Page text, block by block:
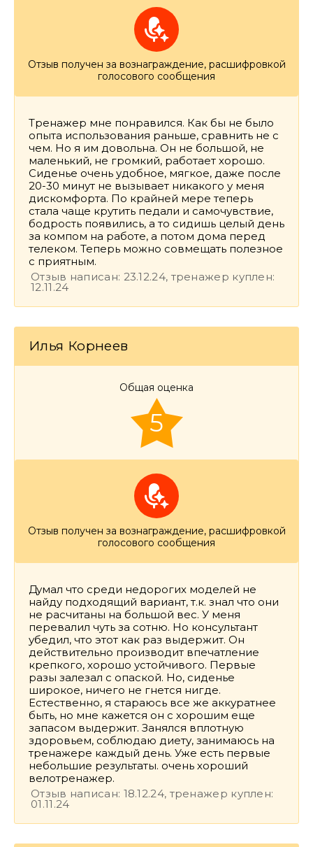
Отзыв получен за вознаграждение, расшифровкой
голосового сообщения
Тренажер мне понравился. Как бы не было
опыта использования раньше, сравнить не с
чем. Но я им довольна. Он не большой, не
маленький, не громкий, работает хорошо.
Сиденье очень удобное, мягкое, даже после
20-30 минут не вызывает никакого у меня
дискомфорта. По крайней мере теперь
стала чаще крутить педали и самочувствие,
бодрость появились, а то сидишь целый день
за компом на работе, а потом дома перед
телеком. Теперь можно совмещать полезное
с приятным.
Отзыв написан: 23.12.24, тренажер куплен:
12.11.24
Илья Корнеев
Отзыв получен за вознаграждение, расшифровкой
голосового сообщения
Общая оценка
5
Думал что среди недорогих моделей не
найду подходящий вариант, т.к. знал что они
не расчитаны на большой вес. У меня
перевалил чуть за сотню. Но консультант
убедил, что этот как раз выдержит. Он
действительно производит впечатление
крепкого, хорошо устойчивого. Первые
разы залезал с опаской. Но, сиденье
широкое, ничего не гнется нигде.
Естественно, я стараюсь все же аккуратнее
быть, но мне кажется он с хорошим еще
запасом выдержит. Занялся вплотную
здоровьем, соблюдаю диету, занимаюсь на
тренажере каждый день. Уже есть первые
небольшие результаты. очень хороший
велотренажер.
Отзыв написан: 18.12.24, тренажер куплен:
01.11.24